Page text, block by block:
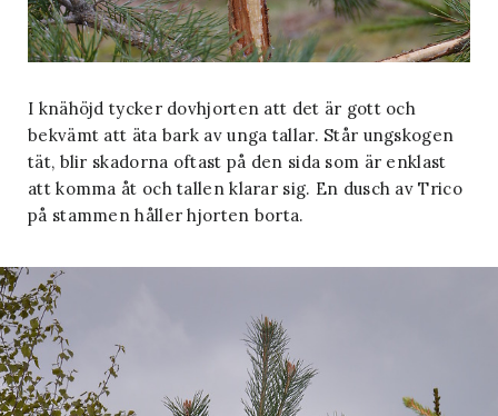
VAD HÄNDER HOS OSS
I knähöjd tycker dovhjorten att det är gott och
bekvämt att äta bark av unga tallar. Står ungskogen
tät, blir skadorna oftast på den sida som är enklast
att komma åt och tallen klarar sig. En dusch av Trico
på stammen håller hjorten borta.